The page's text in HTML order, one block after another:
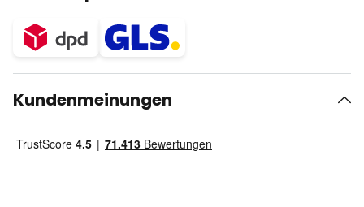
Kundenmeinungen